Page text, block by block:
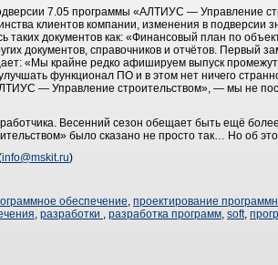
7.05 программы «АЛТИУС — Управление
клиентов компании, изменения в подверсии
таких документов как: «Финансовый план по
документов, справочников и отчётов. Первый
«Мы крайне редко афишируем выпуск
функционал ПО и в этом нет ничего
— Управление строительством», — мы не
Весенний сезон обещает быть ещё
было сказано не просто так… Но об
info@mskit.ru)
обеспечение, проектирование
, разработки , разработка программ, soft,